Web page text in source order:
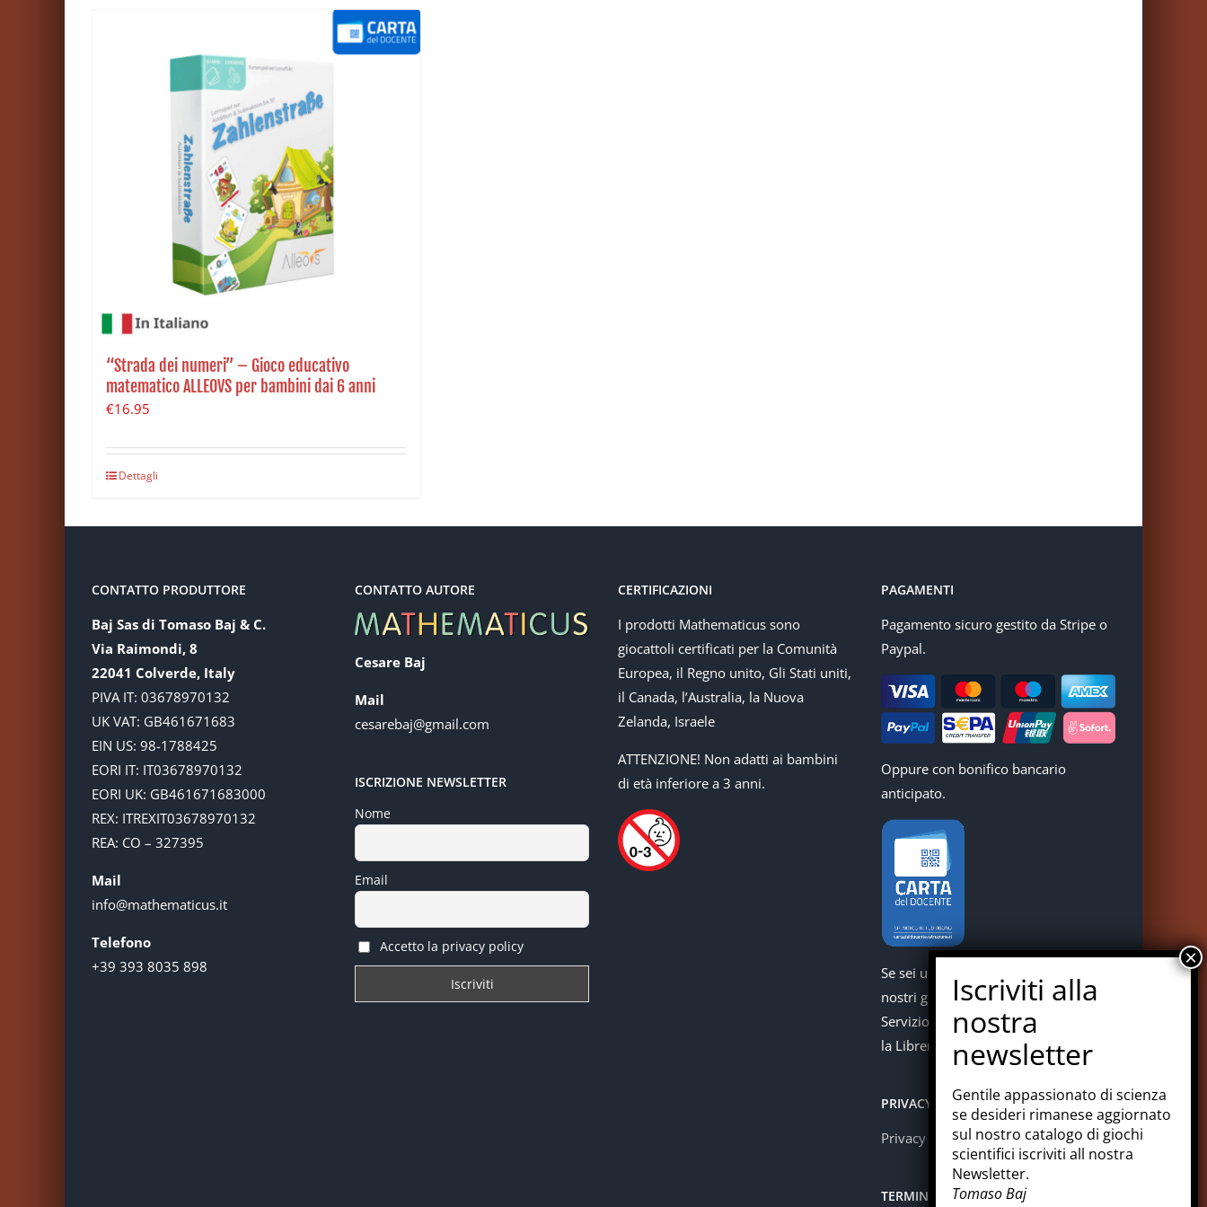
“Strada dei numeri” – Gioco educativo
matematico ALLEOVS per bambini dai 6 anni
€16.95
Dettagli
CONTATTO PRODUTTORE
Baj Sas di Tomaso Baj & C.
Via Raimondi, 8
22041 Colverde, Italy
PIVA IT: 03678970132
UK VAT: GB461671683
EIN US: 98-1788425
EORI IT: IT03678970132
EORI UK: GB461671683000
REX: ITREXIT03678970132
REA: CO – 327395
Mail
info@mathematicus.it
Telefono
+39 393 8035 898
CONTATTO AUTORE
Cesare Baj
Mail
cesarebaj@gmail.com
ISCRIZIONE NEWSLETTER
Nome
Email
Accetto la privacy policy
CERTIFICAZIONI
I prodotti Mathematicus sono
giocattoli certificati per la Comunità
Europea, il Regno unito, Gli Stati uniti,
il Canada, l’Australia, la Nuova
Zelanda, Israele
ATTENZIONE! Non adatti ai bambini
di età inferiore a 3 anni.
PAGAMENTI
Pagamento sicuro gestito da Stripe o
Paypal.
Oppure con bonifico bancario
anticipato.
Se sei un docente puoi acquistare i
nostri giochi con la carta del docente.
Servizio offerto in collaborazione con
la Libreria Colosi di Messina.
PRIVACY
Privacy policy
TERMINI E CONDIZIONI
Gentile appassionato di scienza
se desideri rimanese aggiornato
sul nostro catalogo di giochi
scientifici iscriviti all nostra
Newsletter.
Tomaso Baj